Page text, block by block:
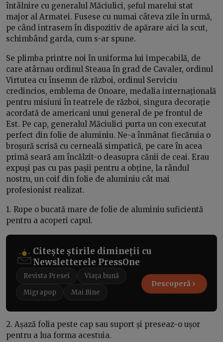
întâlnire cu generalul Măciulici, șeful marelui stat
major al Armatei. Fusese cu numai câteva zile în urmă,
pe când intrasem în dispozitiv de apărare aici la scut,
schimbând garda, cum s-ar spune.
Se plimba printre noi în uniforma lui impecabilă, de
care atârnau ordinul Steaua în grad de Cavaler, ordinul
Virtutea cu însemn de război, ordinul Serviciu
credincios, emblema de Onoare, medalia internațională
pentru misiuni în teatrele de război, singura decorație
acordată de americani unui general de pe frontul de
Est. Pe cap, generalul Măciulici purta un con executat
perfect din folie de aluminiu. Ne-a înmânat fiecăruia o
broșură scrisă cu cerneală simpatică, pe care în acea
primă seară am încălzit-o deasupra cănii de ceai. Erau
expuși pas cu pas pașii pentru a obține, la rândul
nostru, un coif din folie de aluminiu cât mai
profesionist realizat.
1. Rupe o bucată mare de folie de aluminiu suficientă
pentru a acoperi capul.
Citește știrile dimineții cu
Newsletterele PressOne
Revista Presei
Viața bună
Migrapop
Mai Bine
Descoperă
2. Așază folia peste cap sau suport și preseaz-o ușor
pentru a lua forma acestuia.